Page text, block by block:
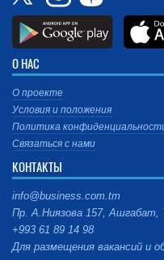
О НАС
О проекте
Условия и положения
Политика
Связаться с нами
КОНТАКТЫ
info@business.com.tm
Пр. А.Ниязова 157, Ашгабат,
+993 61 89 14 98
Для размещения вакансий и